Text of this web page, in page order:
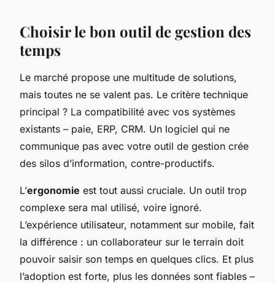
Choisir le bon outil de gestion des
temps
Le marché propose une multitude de solutions,
mais toutes ne se valent pas. Le critère technique
principal ? La compatibilité avec vos systèmes
existants – paie, ERP, CRM. Un logiciel qui ne
communique pas avec votre outil de gestion crée
des silos d’information, contre-productifs.
L’ergonomie est tout aussi cruciale. Un outil trop
complexe sera mal utilisé, voire ignoré.
L’expérience utilisateur, notamment sur mobile, fait
la différence : un collaborateur sur le terrain doit
pouvoir saisir son temps en quelques clics. Et plus
l’adoption est forte, plus les données sont fiables –